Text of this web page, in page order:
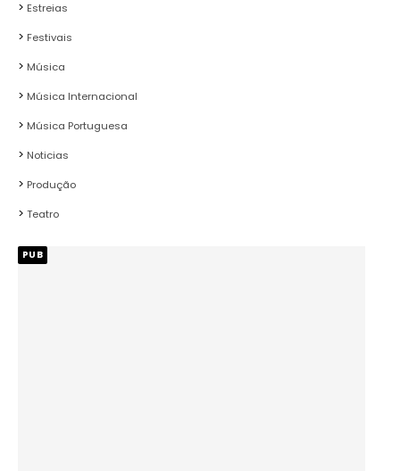
Estreias
Festivais
Música
Música Internacional
Música Portuguesa
Noticias
Produção
Teatro
PUB